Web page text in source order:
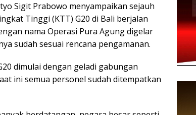
Sigit Prabowo menyampaikan sejauh
Tinggi (KTT) G20 di Bali berjalan
nama Operasi Pura Agung digelar
sudah sesuai rencana pengamanan.
dimulai dengan geladi gabungan
ini semua personel sudah ditempatkan